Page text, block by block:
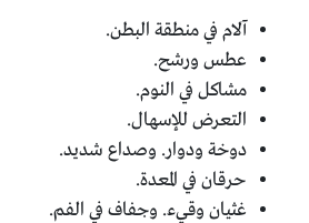
آلام في منطقة البطن.
عطس ورشح.
مشاكل في النوم.
التعرض للإسهال.
دوخة ودوار. وصداع شديد.
حرقان في المعدة.
غثيان وقيء. وجفاف في الفم.